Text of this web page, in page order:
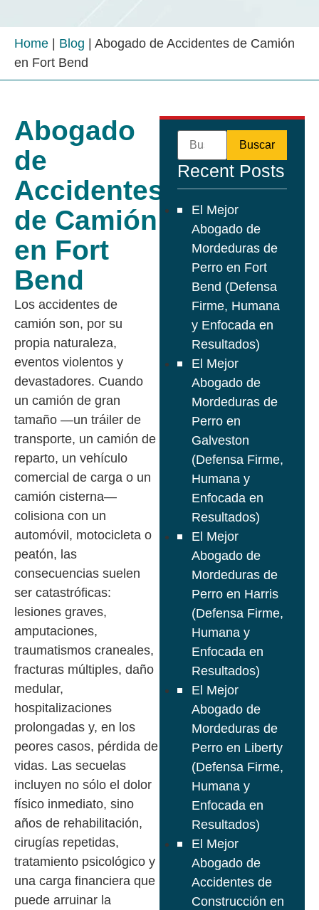
Home Blog
Abogado de Accidentes de Camión
en Fort Bend
Abogado
de
Accidentes
de Camión
en Fort
Bend
Los accidentes de
camión son, por su
propia naturaleza,
eventos violentos y
devastadores. Cuando
un camión de gran
tamaño —un tráiler de
transporte, un camión de
reparto, un vehículo
comercial de carga o un
camión cisterna—
colisiona con un
automóvil, motocicleta o
peatón, las
consecuencias suelen
ser catastróficas:
lesiones graves,
amputaciones,
traumatismos craneales,
fracturas múltiples, daño
medular,
hospitalizaciones
prolongadas y, en los
peores casos, pérdida de
vidas. Las secuelas
incluyen no sólo el dolor
físico inmediato, sino
años de rehabilitación,
cirugías repetidas,
tratamiento psicológico y
una carga financiera que
puede arruinar la
Recent Posts
El Mejor
Abogado de
Mordeduras de
Perro en Fort
Bend (Defensa
Firme, Humana
y Enfocada en
Resultados)
El Mejor
Abogado de
Mordeduras de
Perro en
Galveston
(Defensa Firme,
Humana y
Enfocada en
Resultados)
El Mejor
Abogado de
Mordeduras de
Perro en Harris
(Defensa Firme,
Humana y
Enfocada en
Resultados)
El Mejor
Abogado de
Mordeduras de
Perro en Liberty
(Defensa Firme,
Humana y
Enfocada en
Resultados)
El Mejor
Abogado de
Accidentes de
Construcción en